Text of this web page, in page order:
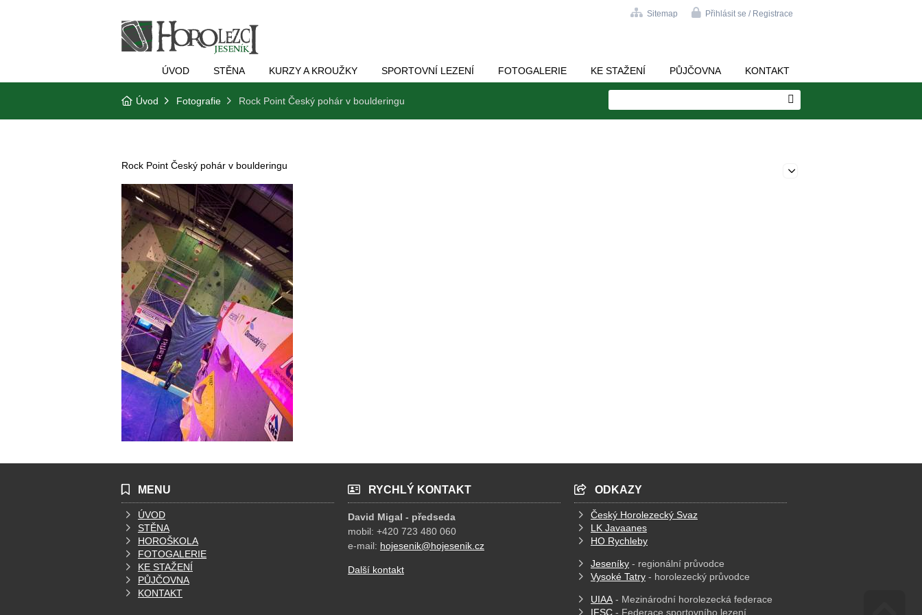
Sitemap Přihlásit se / Registrace
ÚVOD STĚNA KURZY A KROUŽKY SPORTOVNÍ LEZENÍ FOTOGALERIE KE STAŽENÍ PŮJČOVNA KONTAKT
Úvod Fotografie Rock Point Český pohár v boulderingu
Rock Point Český pohár v boulderingu
MENU
ÚVOD
STĚNA
HOROŠKOLA
FOTOGALERIE
KE STAŽENÍ
PŮJČOVNA
KONTAKT
RYCHLÝ KONTAKT
David Migal - předseda
mobil: +420 723 480 060
e-mail: hojesenik@hojesenik.cz
Další kontakt
ODKAZY
Český Horolezecký Svaz
LK Javaanes
HO Rychleby
Jeseníky - regionální průvodce
Vysoké Tatry - horolezecký průvodce
UIAA - Mezinárodní horolezecká federace
IFSC - Federace sportovního lezení